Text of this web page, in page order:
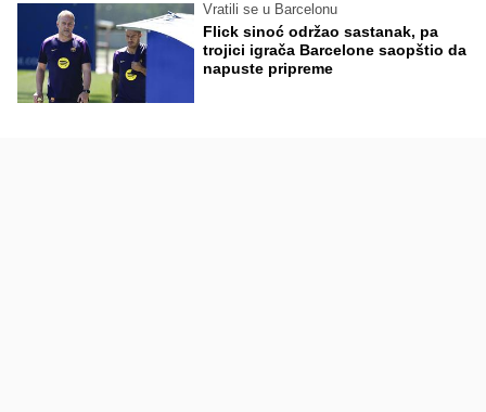
Vratili se u Barcelonu
Flick sinoć održao sastanak, pa
trojici igrača Barcelone saopštio da
napuste pripreme